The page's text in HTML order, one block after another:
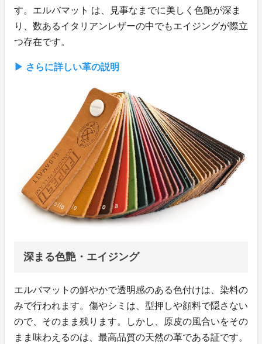
す。エルバマット は、見事なまでに美しく色艶が深ま
り、数あるイタリアンレザーの中でもエイジングが際立
つ存在です。
▶︎ さらに詳しい革の説明
深まる色艶・エイジング
エルバマットの鮮やかで透明感のある色付けは、染料の
みで行われます。傷やシミは、型押しや顔料で隠さない
ので、そのまま残ります。しかし、原皮の風合いをその
まま味わえるのは、最高品質の天然の革である証です。